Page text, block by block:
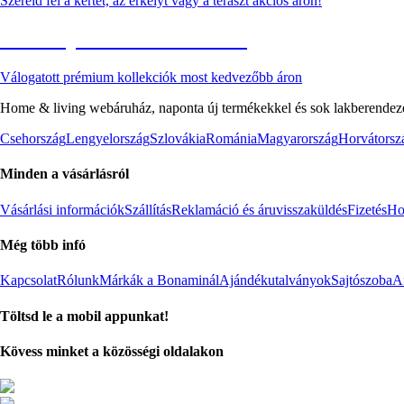
Válogatott prémium kollekciók most kedvezőbb áron
Home & living webáruház, naponta új termékekkel és sok
CsehországLengyelországSzlovákiaRomániaMagyarország
Minden a vásárlásról
Vásárlási információkSzállításReklamáció és áruvisszaküldésFizetés
Még több infó
KapcsolatRólunkMárkák a BonaminálAjándékutalványokSajtószoba
Töltsd le a mobil appunkat!
Kövess minket a közösségi oldalakon